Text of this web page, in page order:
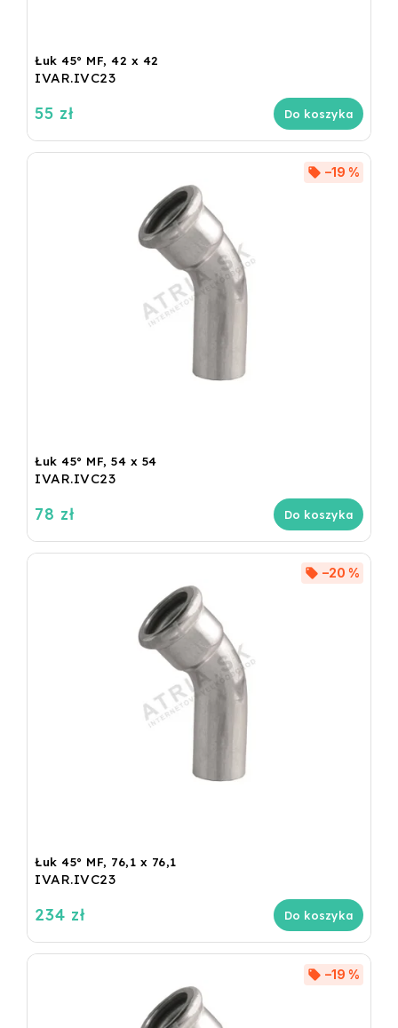
Łuk 45° MF, 42 x 42
IVAR.IVC23
55 zł Do koszyka
Łuk 45° MF, 54 x 54
IVAR.IVC23
–19 %
78 zł Do koszyka
Łuk 45° MF, 76,1 x 76,1
IVAR.IVC23
–20 %
234 zł Do koszyka
–19 %